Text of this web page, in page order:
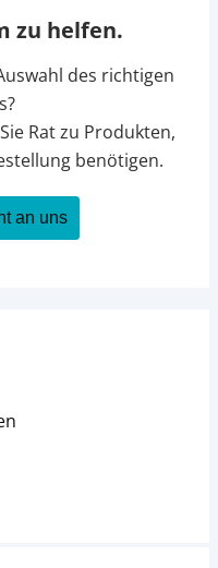
zu helfen.
des richtigen
Rat zu Produkten,
benötigen.
an uns